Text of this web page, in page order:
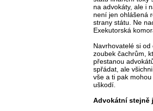
na advokáty, ale i
není jen ohlášená
strany státu. Ne
Exekutorská
Navrhovatelé si
zoubek čachrům,
přestanou
spřádat, ale
vše a ti pak
uškodí.
Advokátní stejně